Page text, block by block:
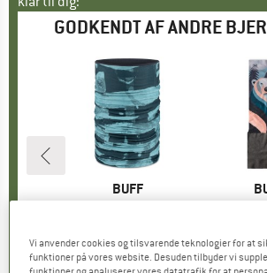
GODKENDT AF ANDRE
pris
€
MÆRKE
BUFF
Pris
28,45 €
+3
Vi anvender cookies og tilsvarende teknologier for at
funktioner på vores website. Desuden tilbyder vi